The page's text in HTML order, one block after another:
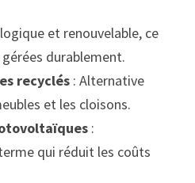
et renouvelable, ce
durablement.
recyclés : Alternative
et les cloisons.
:
qui réduit les coûts